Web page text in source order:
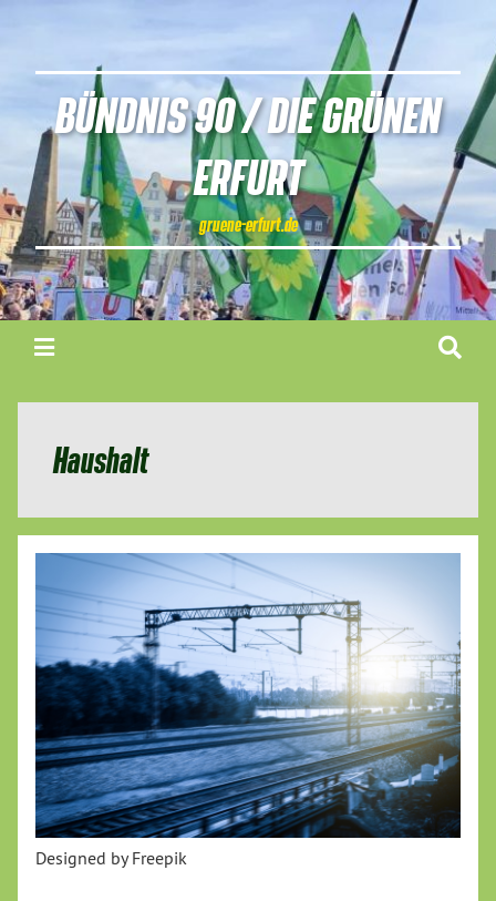
BÜNDNIS 90 / DIE GRÜNEN
ERFURT
gruene-erfurt.de
Haushalt
Designed by Freepik